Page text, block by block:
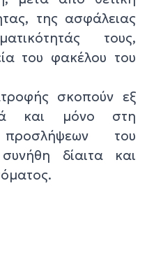
της ασφάλειας
τους,
του φακέλου του
σκοπούν εξ
και μόνο στη
του
δίαιτα και